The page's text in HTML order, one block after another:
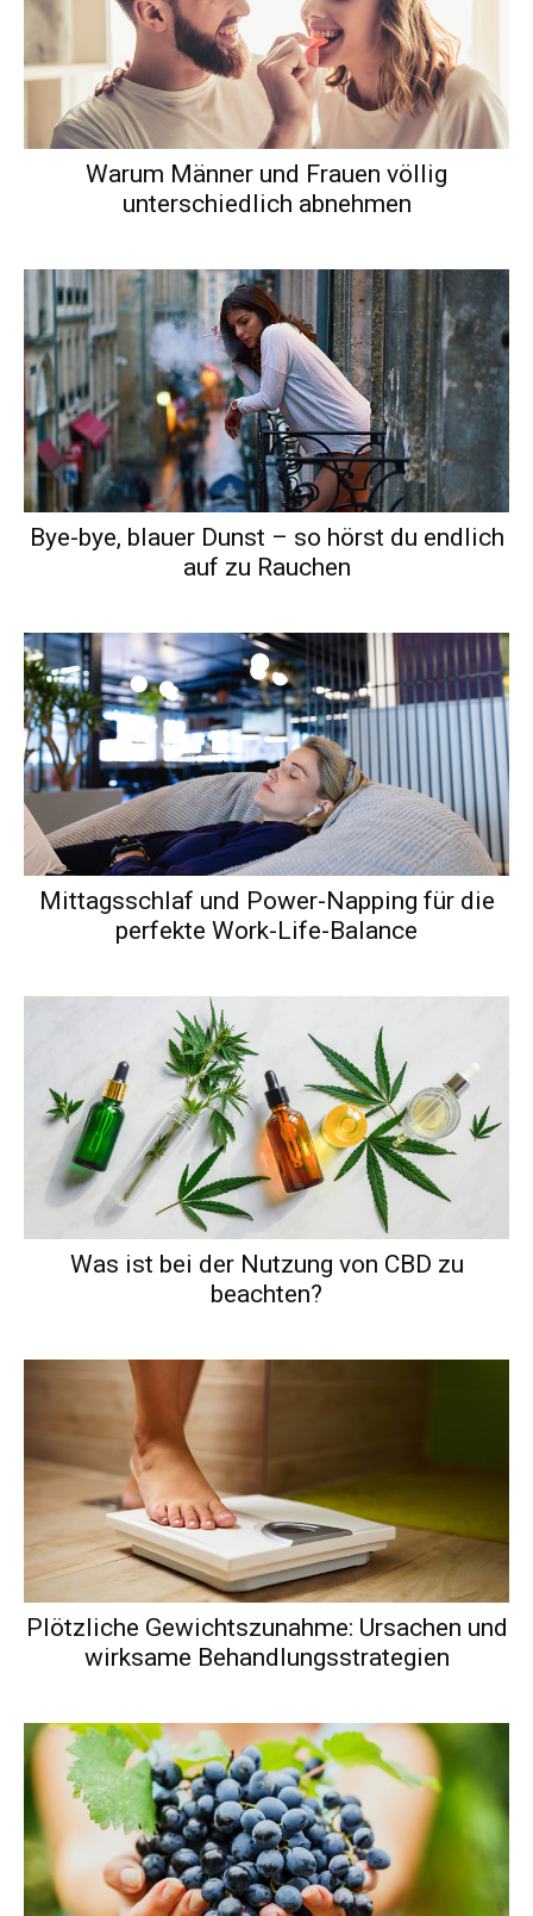
Warum Männer und Frauen völlig
unterschiedlich abnehmen
Bye-bye, blauer Dunst – so hörst du endlich
auf zu Rauchen
Mittagsschlaf und Power-Napping für die
perfekte Work-Life-Balance
Was ist bei der Nutzung von CBD zu
beachten?
Plötzliche Gewichtszunahme: Ursachen und
wirksame Behandlungsstrategien